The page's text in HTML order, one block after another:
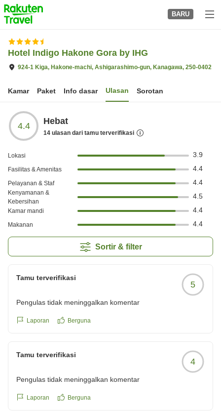
to
top
page
BARU
Hotel Indigo Hakone Gora by IHG
924-1 Kiga, Hakone-machi, Ashigarashimo-gun, Kanagawa, 250-0402
Kamar Paket Info dasar Ulasan Sorotan
4.4 Hebat
14 ulasan dari tamu terverifikasi
Lokasi 3.9
Fasilitas & Amenitas 4.4
Pelayanan & Staf 4.4
Kenyamanan &
Kebersihan
4.5
Kamar mandi 4.4
Makanan 4.4
Sortir & filter
Tamu terverifikasi
5
Pengulas tidak meninggalkan komentar
Laporan Berguna
Tamu terverifikasi
4
Pengulas tidak meninggalkan komentar
Laporan Berguna